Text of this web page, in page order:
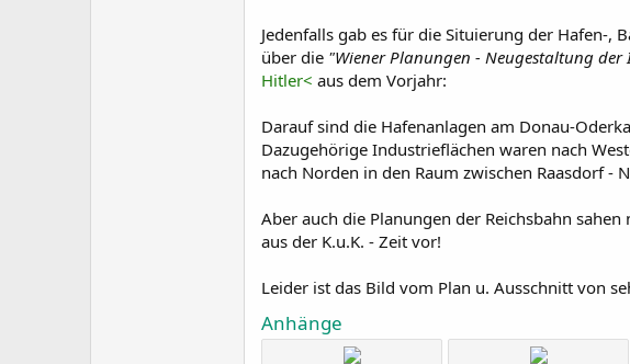
Jedenfalls gab es für die Situierung der Hafen-,
über die "Wiener Planungen - Neugestaltung der
Hitler< aus dem Vorjahr:
Darauf sind die Hafenanlagen am Donau-
Dazugehörige Industrieflächen waren nach
nach Norden in den Raum zwischen Raasdorf -
Aber auch die Planungen der Reichsbahn sahen
aus der K.u.K. - Zeit vor!
Leider ist das Bild vom Plan u. Ausschnitt von
Anhänge